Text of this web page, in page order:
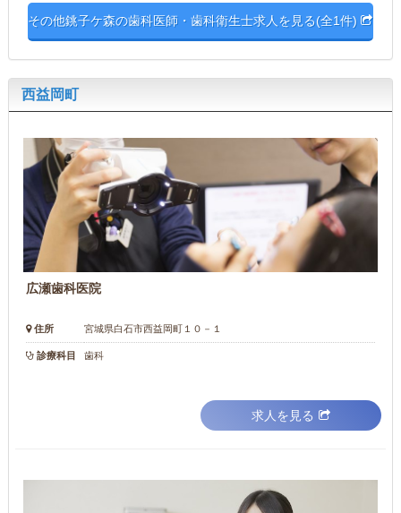
その他銚子ケ森の歯科医師・歯科衛生士求人を見る(全1件)
西益岡町
広瀬歯科医院
住所 宮城県白石市西益岡町１０－１
診療科目 歯科
求人を見る